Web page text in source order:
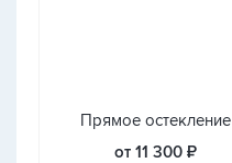
Прямое остекление
от 11 300 ₽